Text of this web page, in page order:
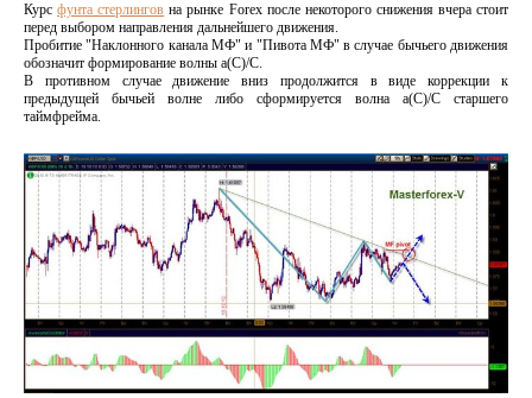
Курсфунта стерлингов на рынке Forex после некоторого снижения вчера стоит
перед выбором направления дальнейшего движения.
Пробитие "Наклонного канала МФ" и "Пивота МФ" в случае бычьего движения
обозначит формирование волны а(С)/С.
В противном случае движение вниз продолжится в виде коррекции к
предыдущей бычьей волне либо сформируется волна а(С)/С старшего
таймфрейма.